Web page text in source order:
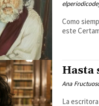
Como
este
Hasta
Ana
La